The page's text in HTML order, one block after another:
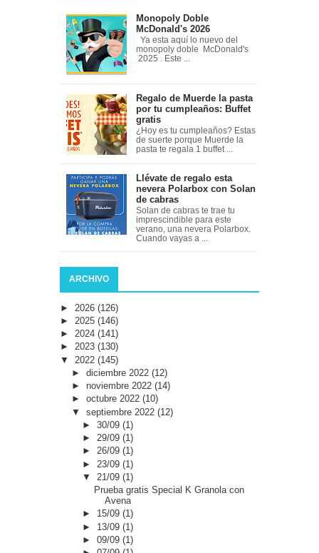
Monopoly Doble
McDonald's 2026
Ya esta aquí lo nuevo del
monopoly doble McDonald's
2025 . Este ...
Regalo de Muerde la pasta
por tu cumpleaños: Buffet
gratis
¿Hoy es tu cumpleaños? Estas
de suerte porque Muerde la
pasta te regala 1 buffet ...
Llévate de regalo esta
nevera Polarbox con Solan
de cabras
Solan de cabras te trae tu
imprescindible para este
verano, una nevera Polarbox.
Cuando vayas a ...
ARCHIVO
► 2026 (126)
► 2025 (146)
► 2024 (141)
► 2023 (130)
▼ 2022 (145)
► diciembre 2022 (12)
► noviembre 2022 (14)
► octubre 2022 (10)
▼ septiembre 2022 (12)
►30/09(1)
►29/09(1)
►26/09(1)
► 23/09(1)
▼ 21/09(1)
Prueba gratis Special K Granola con
Avena
► 15/09(1)
► 13/09(1)
►09/09(1)